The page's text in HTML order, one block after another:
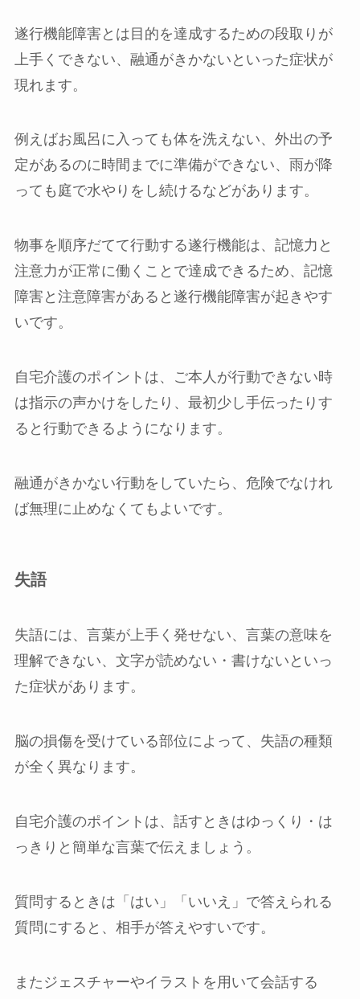
遂行機能障害とは目的を達成するための段取りが
上手くできない、融通がきかないといった症状が
現れます。
例えばお風呂に入っても体を洗えない、外出の予
定があるのに時間までに準備ができない、雨が降
っても庭で水やりをし続けるなどがあります。
物事を順序だてて行動する遂行機能は、記憶力と
注意力が正常に働くことで達成できるため、記憶
障害と注意障害があると遂行機能障害が起きやす
いです。
自宅介護のポイントは、ご本人が行動できない時
は指示の声かけをしたり、最初少し手伝ったりす
ると行動できるようになります。
融通がきかない行動をしていたら、危険でなけれ
ば無理に止めなくてもよいです。
失語
失語には、言葉が上手く発せない、言葉の意味を
理解できない、文字が読めない・書けないといっ
た症状があります。
脳の損傷を受けている部位によって、失語の種類
が全く異なります。
自宅介護のポイントは、話すときはゆっくり・は
っきりと簡単な言葉で伝えましょう。
質問するときは「はい」「いいえ」で答えられる
質問にすると、相手が答えやすいです。
またジェスチャーやイラストを用いて会話する